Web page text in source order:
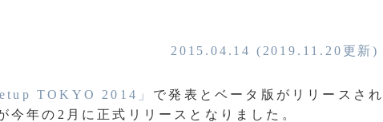
2015.04.14 (2019.11.20更新)
TOKYO 2014」 で発表とベータ版がリリースされ
今年の2月に正式リリースとなりました。